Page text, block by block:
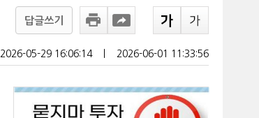
답글쓰기
2026-05-29 16:06:14 2026-06-01 11:33:56